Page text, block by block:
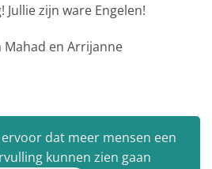
zijn ware Engelen!
en Arrijanne
dat meer mensen een
kunnen zien gaan